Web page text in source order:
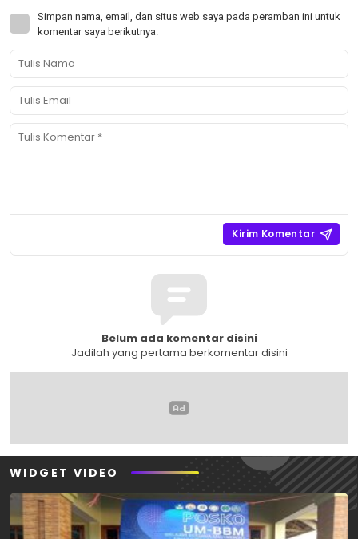
Simpan nama, email, dan situs web saya pada peramban ini untuk
komentar saya berikutnya.
Belum ada komentar disini
Jadilah yang pertama berkomentar disini
WIDGET VIDEO